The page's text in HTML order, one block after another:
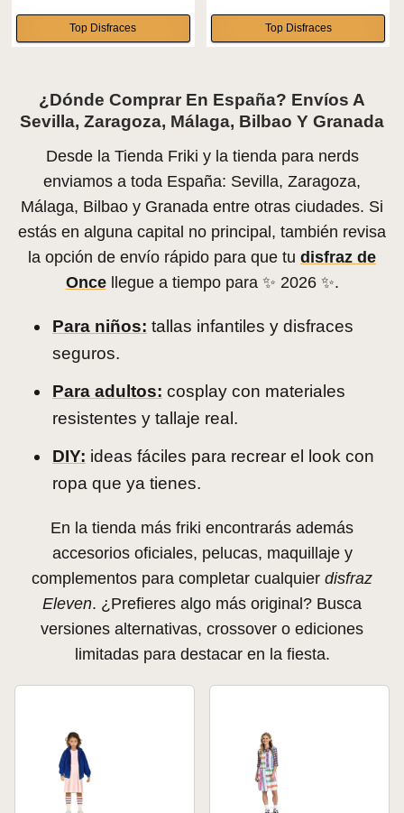
Top Disfraces Top Disfraces
¿Dónde Comprar En España? Envíos A
Sevilla, Zaragoza, Málaga, Bilbao Y Granada
Desde la Tienda Friki y la tienda para nerds
enviamos a toda España: Sevilla, Zaragoza,
Málaga, Bilbao y Granada entre otras ciudades. Si
estás en alguna capital no principal, también revisa
la opción de envío rápido para que tu disfraz de
Oncellegue a tiempo para ✨ 2026 ✨.
Para niños: tallas infantiles y disfraces
seguros.
Para adultos: cosplay con materiales
resistentes y tallaje real.
DIY: ideas fáciles para recrear el look con
ropa que ya tienes.
En la tienda más friki encontrarás además
accesorios oficiales, pelucas, maquillaje y
complementos para completar cualquier disfraz
Eleven. ¿Prefieres algo más original? Busca
versiones alternativas, crossover o ediciones
limitadas para destacar en la fiesta.